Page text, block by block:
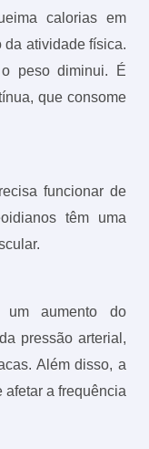
calorias em
da atividade física.
peso diminui. É
que consome
funcionar de
têm uma
um aumento do
pressão arterial,
Além disso, a
a frequência